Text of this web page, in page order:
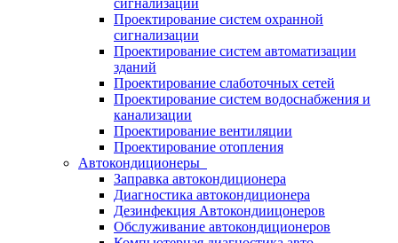
сигнализации
Проектирование систем охранной
сигнализации
Проектирование систем автоматизации
зданий
Проектирование слаботочных сетей
Проектирование систем водоснабжения и
канализации
Проектирование вентиляции
Проектирование отопления
Автокондиционеры
Заправка автокондиционера
Диагностика автокондиционера
Дезинфекция Автокондиицонеров
Обслуживание автокондиционеров